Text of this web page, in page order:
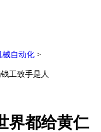
械自动化 >
工致手是人
界都给黄仁